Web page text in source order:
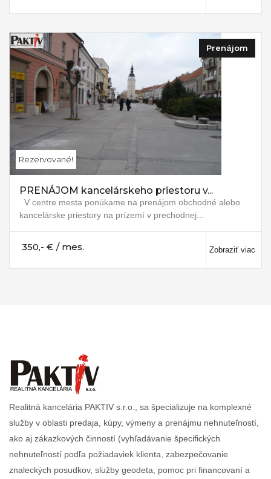
Rezervované!
Prenájom
PRENÁJOM kancelárskeho priestoru v...
V centre mesta ponúkame na prenájom obchodné alebo
kancelárske priestory na prízemí v prechodnej...
350,- € / mes. Zobraziť viac
Realitná kancelária PAKTIV s.r.o., sa špecializuje na komplexné
služby v oblasti predaja, kúpy, výmeny a prenájmu nehnuteľností,
ako aj zákazkových činností (vyhľadávanie špecifických
nehnuteľností podľa požiadaviek klienta, zabezpečovanie
znaleckých posudkov, služby geodeta, pomoc pri financovaní a